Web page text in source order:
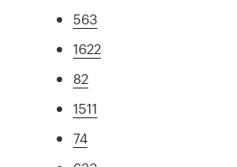
563
1622
82
1511
74